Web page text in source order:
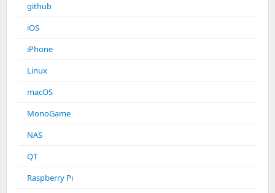
github
iOS
iPhone
Linux
macOS
MonoGame
NAS
QT
Raspberry Pi